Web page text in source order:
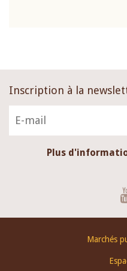
Inscription à la
Plus
Marchés